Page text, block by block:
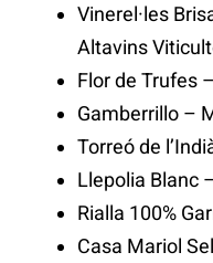
Vinerel·les
Altavins
Flor de Trufes
Gamberrillo –
Torreó de
Llepolia Blanc
Rialla 100%
Casa Mariol